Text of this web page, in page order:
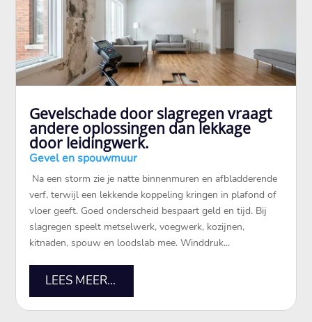
Gevelschade door slagregen vraagt
andere oplossingen dan lekkage
door leidingwerk.
Gevel en spouwmuur
​ Na een storm zie je natte binnenmuren en afbladderende
verf, terwijl een lekkende koppeling kringen in plafond of
vloer geeft.​ Goed onderscheid bespaart geld en tijd.​ Bij
slagregen speelt metselwerk, voegwerk, kozijnen,
kitnaden, spouw en loodslab mee.​ Winddruk...
LEES MEER...